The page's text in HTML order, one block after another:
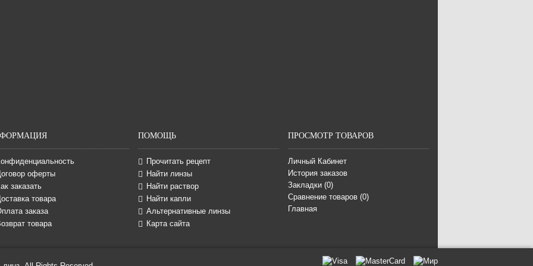
оферты
заказать
товара
заказа
товара
ПОМОЩЬ
Прочитать рецепт
Найти линзы
Найти раствор
Найти капли
Альтернативные линзы
Карта сайта
ПРОСМОТР ТОВАРОВ
Личный Кабинет
История заказов
Закладки (0)
Сравнение товаров (0)
Главная